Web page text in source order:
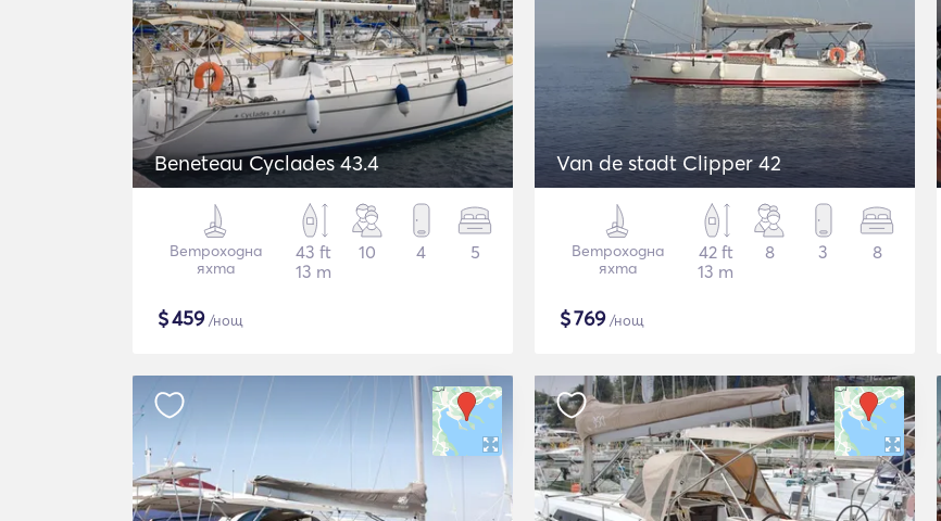
Beneteau Cyclades 43.4
Ветроходна
яхта
43 ft
13 m
10 4 5
$459/нощ
Van de stadt Clipper 42
Ветроходна
яхта
42 ft
13 m
8 3 8
$769/нощ